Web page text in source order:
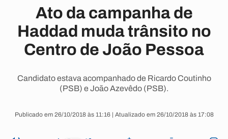
Ato da campanha de
Haddad muda trânsito no
Centro de João Pessoa
Candidato estava acompanhado de Ricardo Coutinho
(PSB) e João Azevêdo (PSB).
Publicado em 26/10/2018 às 11:16 | Atualizado em 26/10/2018 às 17:08